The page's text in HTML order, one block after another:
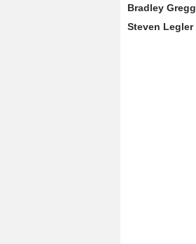
Bradley Gregg
Steven Legler